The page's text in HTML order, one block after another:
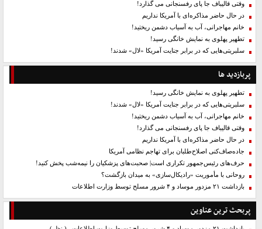
وقتی قالیباف جا پای رفسنجانی می گذارد!
در حال حاضر مذاکره‌ای با آمریکا نداریم
خانم مهاجرانی، آب به آسیاب دشمن ریختید!
تطهیر پهلوی به نمایش خانگی رسید!
سلبریتی‌هایی که در برابر جنایت آمریکا «لال» شدند!
پربازدید ها
تطهیر پهلوی به نمایش خانگی رسید!
سلبریتی‌هایی که در برابر جنایت آمریکا «لال» شدند!
خانم مهاجرانی، آب به آسیاب دشمن ریختید!
وقتی قالیباف جا پای رفسنجانی می گذارد!
در حال حاضر مذاکره‌ای با آمریکا نداریم
جاده‌صاف‌کنی اصلاح‌طلبان برای تهاجم نظامی آمریکا
حرف‌های رئیس‌جمهور تکراری است| صحبت‌های پزشکیان را نیمه‌شب پخش کنید!
روحانی با مأموریت «رادیکال‌سازی» به میدان بازگشت؟
بازداشت ۲۱ مزدور موساد و ۴ شرور مسلح توسط وزارت اطلاعات
پربحث ترین عناوین